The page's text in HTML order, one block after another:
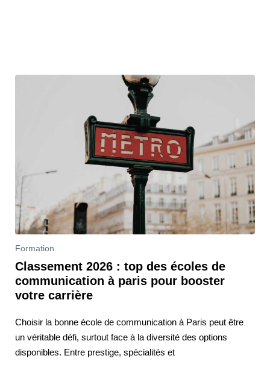
Formation
Classement 2026 : top des écoles de
communication à paris pour booster
votre carrière
Choisir la bonne école de communication à Paris peut être
un véritable défi, surtout face à la diversité des options
disponibles. Entre prestige, spécialités et